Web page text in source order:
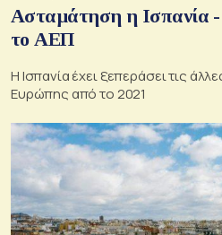
Ασταμάτηση η Ισπανία
το ΑΕΠ
Η Ισπανία έχει ξεπεράσει τις
Ευρώπης από το 2021